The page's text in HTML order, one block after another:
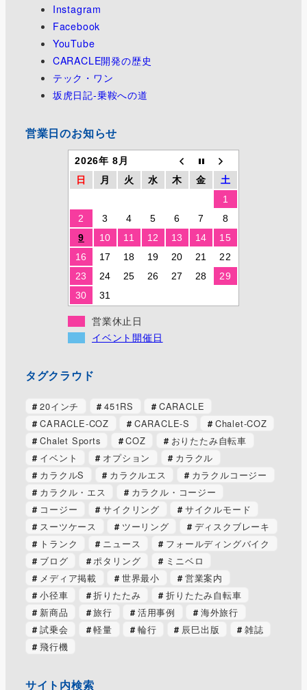
Instagram
Facebook
YouTube
CARACLE開発の歴史
テック・ワン
坂虎日記-乗鞍への道
営業日のお知らせ
2026年 8月
日
月 火 水 木 金
土
1
2
3 4 5 6 7
8
9
10 11 12 13 14
15
16
17 18 19 20 21
22
23
24 25 26 27 28
29
30
31
営業休止日
イベント開催日
タグクラウド
20インチ 451RS
CARACLE
CARACLE-COZ
CARACLE-S
Chalet-COZ
Chalet Sports
COZ
おりたたみ自転車
イベント
オプション
カラクル
カラクルS
カラクルエス
カラクルコージー
カラクル・エス
カラクル・コージー
コージー
サイクリング
サイクルモード
スーツケース
ツーリング
ディスクブレーキ
トランク
ニュース
フォールディングバイク
ブログ
ポタリング
ミニベロ
メディア掲載
世界最小
営業案内
小径車
折りたたみ
折りたたみ自転車
新商品
旅行 活用事例
海外旅行
試乗会
軽量 輪行 辰巳出版
雑誌
飛行機
サイト内検索